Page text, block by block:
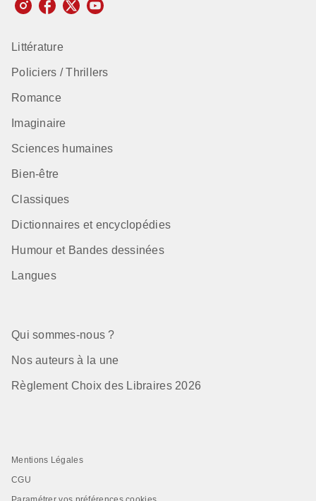
Littérature
Policiers / Thrillers
Romance
Imaginaire
Sciences humaines
Bien-être
Classiques
Dictionnaires et encyclopédies
Humour et Bandes dessinées
Langues
Qui sommes-nous ?
Nos auteurs à la une
Règlement Choix des Libraires 2026
Mentions Légales
CGU